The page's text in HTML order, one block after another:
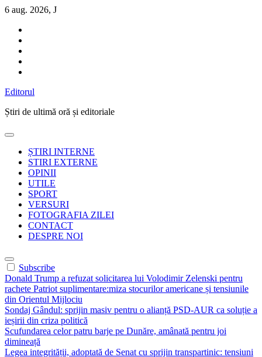
Sari
conținut
6 aug. 2026, J
Editorul
Știri de ultimă oră și editoriale
ȘTIRI INTERNE
STIRI EXTERNE
OPINII
UTILE
SPORT
VERSURI
FOTOGRAFIA ZILEI
CONTACT
DESPRE NOI
Subscribe
Donald Trump a refuzat solicitarea lui Volodimir Zelenski pentru
rachete Patriot suplimentare:miza stocurilor americane și tensiunile
din Orientul Mijlociu
Sondaj Gândul: sprijin masiv pentru o alianță PSD-AUR ca soluție a
ieșirii din criza politică
Scufundarea celor patru barje pe Dunăre, amânată pentru joi
dimineață
Legea integrității, adoptată de Senat cu sprijin transpartinic: tensiuni